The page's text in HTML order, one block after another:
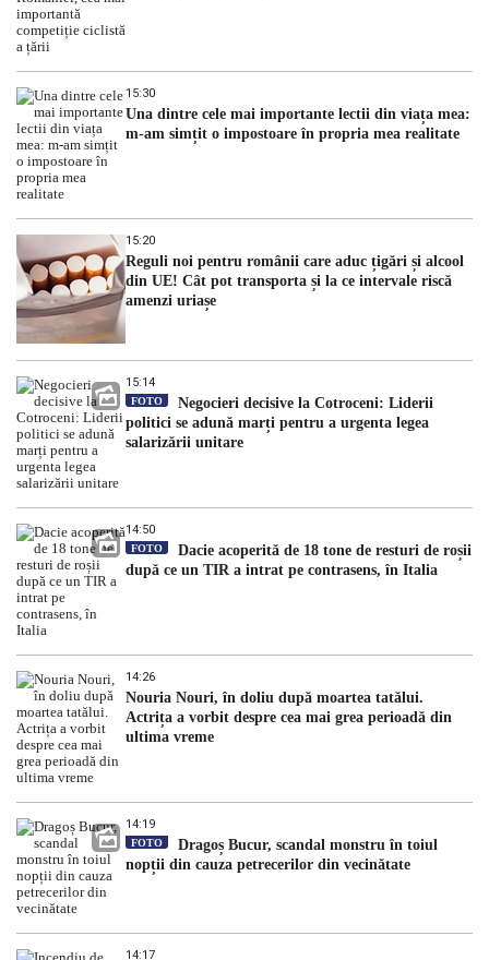
15:30
Una dintre cele mai importante lectii din viața mea:
m-am simțit o impostoare în propria mea realitate
15:20
Reguli noi pentru românii care aduc țigări și alcool
din UE! Cât pot transporta și la ce intervale riscă
amenzi uriașe
15:14
FOTO
Negocieri decisive la Cotroceni: Liderii
politici se adună marți pentru a urgenta legea
salarizării unitare
14:50
FOTO
Dacie acoperită de 18 tone de resturi de roșii
după ce un TIR a intrat pe contrasens, în Italia
14:26
Nouria Nouri, în doliu după moartea tatălui.
Actrița a vorbit despre cea mai grea perioadă din
ultima vreme
14:19
FOTO
Dragoș Bucur, scandal monstru în toiul
nopții din cauza petrecerilor din vecinătate
14:17